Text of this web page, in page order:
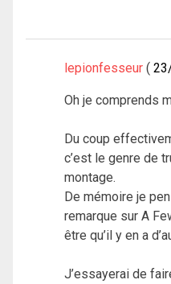
lepionfesseur
Oh je comprends
Du coup
c’est le genre de
montage.
De mémoire je
remarque sur A
être qu’il y en a
J’essayerai de